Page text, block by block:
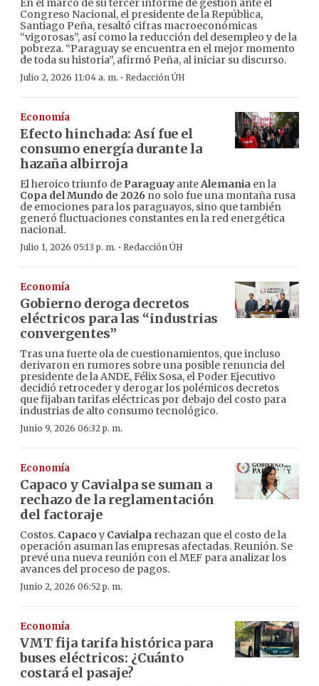
En el marco de su tercer informe de gestión ante el
Congreso Nacional, el presidente de la República,
Santiago Peña, resaltó cifras macroeconómicas
“vigorosas”, así como la reducción del desempleo y de la
pobreza. “Paraguay se encuentra en el mejor momento
de toda su historia”, afirmó Peña, al iniciar su discurso.
Julio 2, 2026 11:04 a. m. · Redacción ÚH
Economía
Efecto hinchada: Así fue el
consumo energía durante la
hazaña albirroja
El heroico triunfo de Paraguay anteAlemania en la
Copa del Mundo de 2026 no solo fue una montaña rusa
de emociones para los paraguayos, sino que también
generó fluctuaciones constantes en la red energética
nacional.
Julio 1, 2026 05:13 p. m. · Redacción ÚH
Economía
Gobierno deroga decretos
eléctricos para las “industrias
convergentes”
Tras una fuerte ola de cuestionamientos, que incluso
derivaron en rumores sobre una posible renuncia del
presidente de la ANDE, Félix Sosa, el Poder Ejecutivo
decidió retroceder y derogar los polémicos decretos
que fijaban tarifas eléctricas por debajo del costo para
industrias de alto consumo tecnológico.
Junio 9, 2026 06:32 p. m.
Economía
Capaco y Cavialpa se suman a
rechazo de la reglamentación
del factoraje
Costos. Capaco y Cavialpa rechazan que el costo de la
operación asuman las empresas afectadas. Reunión. Se
prevé una nueva reunión con el MEF para analizar los
avances del proceso de pagos.
Junio 2, 2026 06:52 p. m.
Economía
VMT fija tarifa histórica para
buses eléctricos: ¿Cuánto
costará el pasaje?